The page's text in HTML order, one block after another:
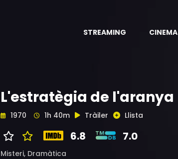
STREAMING CINEMA
L'estratègia de l'aranya
1970 1h 40m Tràiler Llista
6.8 7.0
Misteri, Dramàtica